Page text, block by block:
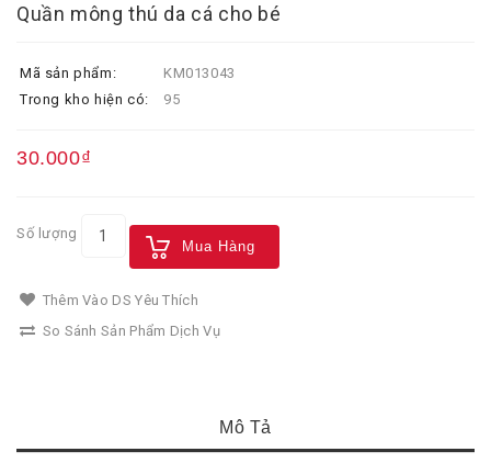
Quần mông thú da cá cho bé
Mã sản phẩm:
KM013043
Trong kho hiện có:
95
30.000₫
Số lượng
Mua Hàng
Thêm Vào DS Yêu Thích
So Sánh Sản Phẩm Dịch Vụ
Mô Tả